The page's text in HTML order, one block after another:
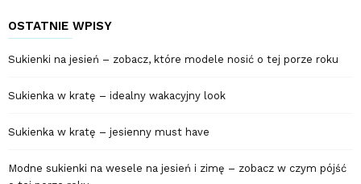
OSTATNIE WPISY
Sukienki na jesień – zobacz, które modele nosić o tej porze roku
Sukienka w kratę – idealny wakacyjny look
Sukienka w kratę – jesienny must have
Modne sukienki na wesele na jesień i zimę – zobacz w czym pójść